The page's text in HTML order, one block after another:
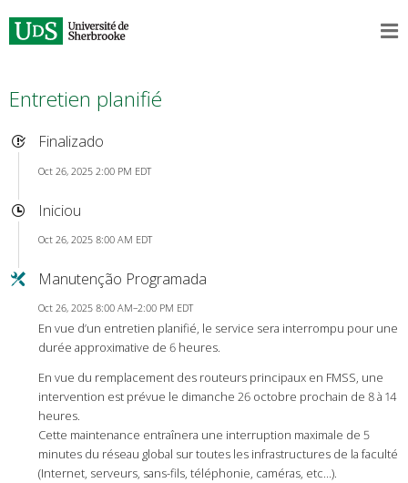
Entretien planifié
Finalizado
Oct 26, 2025 2:00 PM EDT
Iniciou
Oct 26, 2025 8:00 AM EDT
Manutenção Programada
Oct 26, 2025 8:00 AM–2:00 PM EDT
En vue d’un entretien planifié, le service sera interrompu pour une
durée approximative de 6 heures.
En vue du remplacement des routeurs principaux en FMSS, une
intervention est prévue le dimanche 26 octobre prochain de 8 à 14
heures.
Cette maintenance entraînera une interruption maximale de 5
minutes du réseau global sur toutes les infrastructures de la faculté
(Internet, serveurs, sans-fils, téléphonie, caméras, etc…).